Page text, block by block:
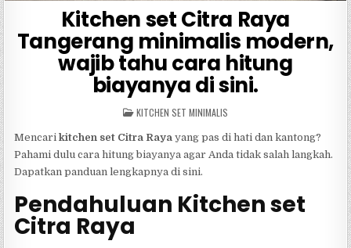
Kitchen set Citra Raya
Tangerang minimalis modern,
wajib tahu cara hitung
biayanya di sini.
POSTED
IN
KITCHEN SET MINIMALIS
Mencarikitchen set Citra Raya yang pas di hati dan kantong?
Pahami dulu cara hitung biayanya agar Anda tidak salah langkah.
Dapatkan panduan lengkapnya di sini.
Pendahuluan Kitchen set
Citra Raya